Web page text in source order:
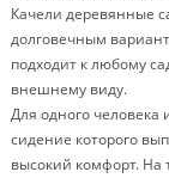
Качели деревянные
долговечным
подходит к любому
внешнему виду.
Для одного
сидение которого
высокий комфорт. На